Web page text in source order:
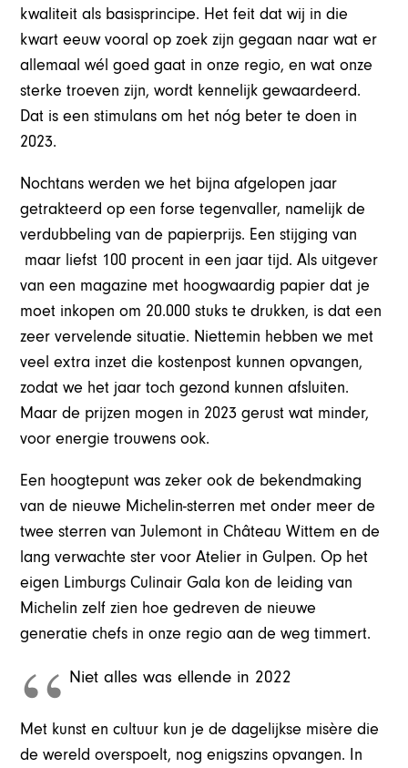
kwaliteit als basisprincipe. Het feit dat wij in die
kwart eeuw vooral op zoek zijn gegaan naar wat er
allemaal wél goed gaat in onze regio, en wat onze
sterke troeven zijn, wordt kennelijk gewaardeerd.
Dat is een stimulans om het nóg beter te doen in
2023.
Nochtans werden we het bijna afgelopen jaar
getrakteerd op een forse tegenvaller, namelijk de
verdubbeling van de papierprijs. Een stijging van
maar liefst 100 procent in een jaar tijd. Als uitgever
van een magazine met hoogwaardig papier dat je
moet inkopen om 20.000 stuks te drukken, is dat een
zeer vervelende situatie. Niettemin hebben we met
veel extra inzet die kostenpost kunnen opvangen,
zodat we het jaar toch gezond kunnen afsluiten.
Maar de prijzen mogen in 2023 gerust wat minder,
voor energie trouwens ook.
Een hoogtepunt was zeker ook de bekendmaking
van de nieuwe Michelin-sterren met onder meer de
twee sterren van Julemont in Château Wittem en de
lang verwachte ster voor Atelier in Gulpen. Op het
eigen Limburgs Culinair Gala kon de leiding van
Michelin zelf zien hoe gedreven de nieuwe
generatie chefs in onze regio aan de weg timmert.
Niet alles was ellende in 2022
Met kunst en cultuur kun je de dagelijkse misère die
de wereld overspoelt, nog enigszins opvangen. In